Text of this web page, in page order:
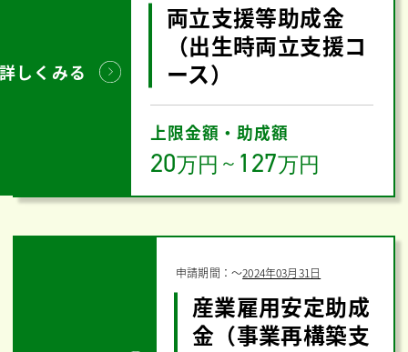
詳しくみる
両立支援等助成金
（出生時両立支援コ
ース）
上限金額・助成額
20万円 ～ 127万円
申請期間：〜2024年03月31日
産業雇用安定助成
金（事業再構築支